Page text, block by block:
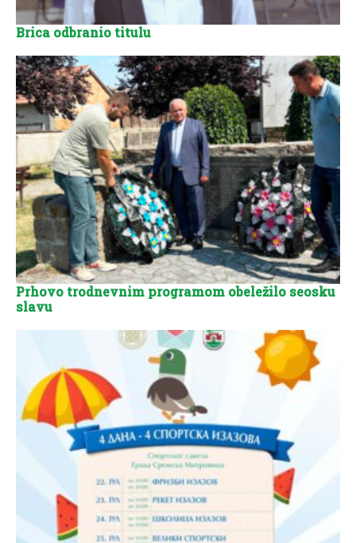
Brica odbranio titulu
Prhovo trodnevnim programom obeležilo seosku
slavu